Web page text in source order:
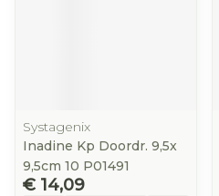
Systagenix
Inadine Kp Doordr. 9,5x
9,5cm 10 P01491
€ 14,09